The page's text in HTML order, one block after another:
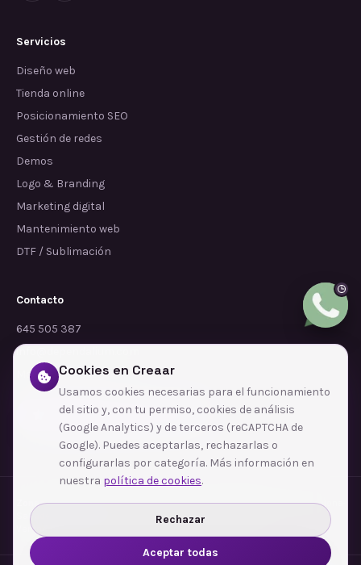
Servicios
Diseño web
Tienda online
Posicionamiento SEO
Gestión de redes
Demos
Logo & Branding
Marketing digital
Mantenimiento web
DTF / Sublimación
Contacto
645 505 387
info@dependalium.com
Mataró (Barcelona)
Déjanos tu reseña en Google
Zonas de cobertura·Barcelona·L'Hospitalet de Llobregat·Terrassa·Badalona
Sabadell
Santa Coloma de Gramenet
Ver todas las zonas →
Cookies en Creaar
Usamos cookies necesarias para el funcionamiento
del sitio y, con tu permiso, cookies de análisis
(Google Analytics) y de terceros (reCAPTCHA de
Google). Puedes aceptarlas, rechazarlas o
configurarlas por categoría. Más información en
nuestra política de cookies.
Rechazar
Aceptar todas